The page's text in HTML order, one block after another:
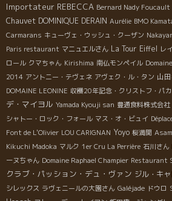
Importateur REBECCA Bernard Nady Foucault
Chauvet DOMINIQUE DERAIN Aurélie BMO
Carmarans キューヴェ・ウッシュ・クーザン
Paris restaurant マニュエルさん La Tour Eiffel レ
ロール クマちゃん Kirishima 南仏モンペイル
2014 アントニー・テヴェネ アヴェク・ル・タン 山
DOMAINE LEONINE 収穫20年記念・クリストフ・パ
デ・マイヨル Yamada Kyouji san 豊通食料株式会社
シャトー・ロック・フォール マス・オ・ビュイ
Font de L'Olivier LOU CARIGNAN Yoyo 桜満開
Kikuchi Madoka マルク 1er Cru La Perrière 石川さん
ーヌちゃん Domaine Raphael Champier Restaurant
クラブ・パッション・デュ・ヴァン ジル・キ
シレックス ラヴェニールの大園さん Galéjade ドウロ